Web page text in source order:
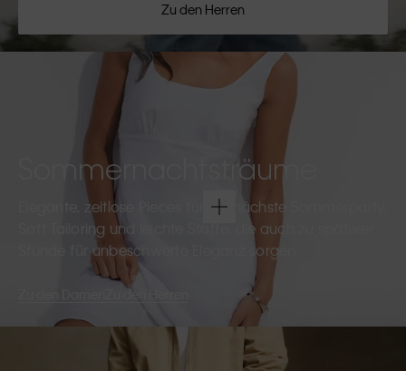
Zu den Herren
Sommernachtsträume
Elegante, zeitlose Pieces für die nächste Sommerparty.
Soft Tailoring und leichte Stoffe, die auch zu späterer
Stunde für unbeschwerte Eleganz sorgen.
Zu den Herren